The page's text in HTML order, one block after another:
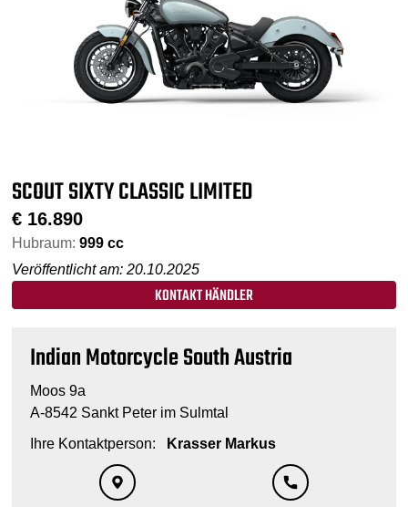
SCOUT SIXTY CLASSIC LIMITED
€ 16.890
Hubraum: 999 cc
Veröffentlicht am: 20.10.2025
KONTAKT HÄNDLER
Indian Motorcycle South Austria
Moos 9a
A-8542 Sankt Peter im Sulmtal
Ihre Kontaktperson:
Krasser Markus